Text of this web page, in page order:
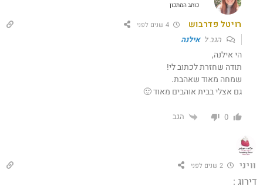
כותב המתכון
רויטל פדרבוש 4 שנים לפני
הגב לאילנה
הי אילנה,
תודה שחזרת לכתוב לי!
שמחה מאוד שאהבת.
גם אצלי בבית אוהבים מאוד 🙂
0 הגב
וויני 2 שנים לפני
דירוג :